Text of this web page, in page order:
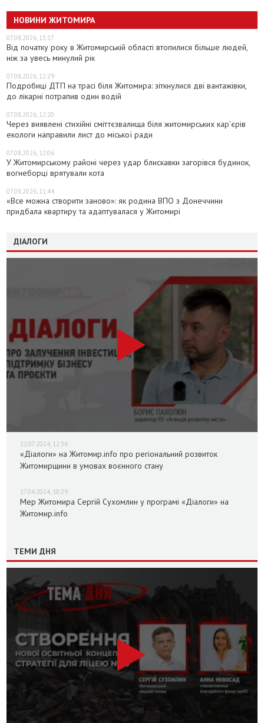
НОВИНИ ЖИТОМИРА
07.08.2026, 13:17
Від початку року в Житомирській області втопилися більше людей,
ніж за увесь минулий рік
07.08.2026, 12:29
Подробиці ДТП на трасі біля Житомира: зіткнулися дві вантажівки,
до лікарні потрапив один водій
07.08.2026, 12:20
Через виявлені стихійні сміттєзвалища біля житомирських кар’єрів
екологи направили лист до міської ради
07.08.2026, 12:06
У Житомирському районі через удар блискавки загорівся будинок,
вогнеборці врятували кота
07.08.2026, 11:44
«Все можна створити заново»: як родина ВПО з Донеччини
придбала квартиру та адаптувалася у Житомирі
ДІАЛОГИ
12.07.2024, 12:36
«Діалоги» на Житомир.info про регіональний розвиток
Житомирщини в умовах воєнного стану
17.04.2024, 10:29
Мер Житомира Сергій Сухомлин у програмі «Діалоги» на
Житомир.info
ТЕМИ ДНЯ